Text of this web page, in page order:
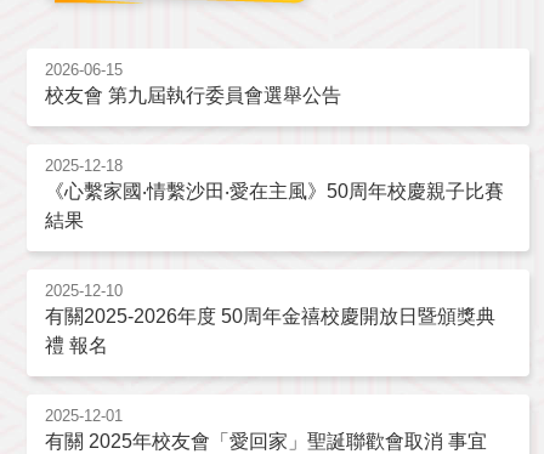
2026-06-15
校友會 第九屆執行委員會選舉公告
2025-12-18
《心繫家國‧情繫沙田‧愛在主風》50周年校慶親子比賽
結果
2025-12-10
有關2025-2026年度 50周年金禧校慶開放日暨頒獎典
禮 報名
2025-12-01
有關 2025年校友會「愛回家」聖誕聯歡會取消 事宜